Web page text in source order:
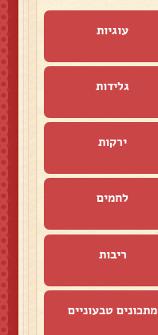
עוגיות
גלידות
ירקות
לחמים
ריבות
מתכונים טבעוניים